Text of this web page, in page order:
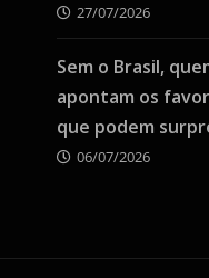
27/07/2026
Sem o Brasil,
apontam os
que podem
06/07/2026